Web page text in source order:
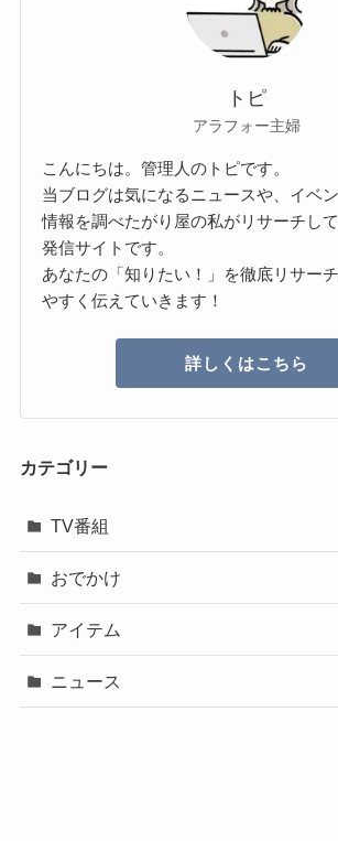
トピ
アラフォー主婦
こんにちは。管理人のトピです。
当ブログは気になるニュースや、イベ
情報を調べたがり屋の私がリサーチし
発信サイトです。
あなたの「知りたい！」を徹底リサー
やすく伝えていきます！
詳しくはこちら
カテゴリー
TV番組
おでかけ
アイテム
ニュース